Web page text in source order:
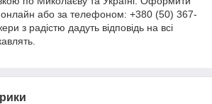
або за телефоном: +380 (50) 367-
з радістю дадуть відповідь на всі